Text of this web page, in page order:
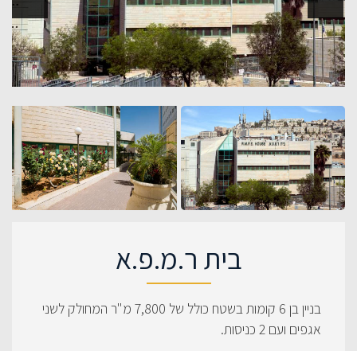
בית ר.מ.פ.א
בניין בן 6 קומות בשטח כולל של 7,800 מ"ר המחולק לשני
אגפים ועם 2 כניסות.